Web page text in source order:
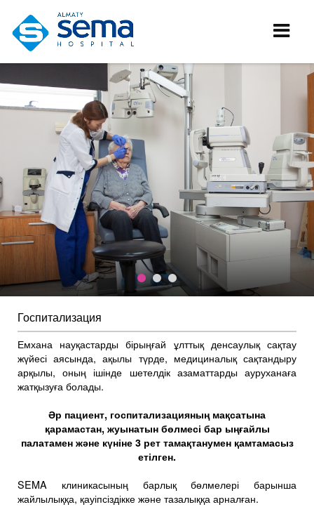
Госпитализация
Емхана науқастарды бірыңғай ұлттық денсаулық сақтау
жүйесі аясында, ақылы түрде, медициналық сақтандыру
арқылы, оның ішінде шетелдік азаматтарды ауруханаға
жатқызуға болады.
Әр пациент, госпитализацияның мақсатына
қарамастан, жуынатын бөлмесі бар ыңғайлы
палатамен және күніне 3 рет тамақтанумен қамтамасыз
етілген.
SEMA клиникасының барлық бөлмелері барынша
жайлылыққа, қауіпсіздікке және тазалыққа арналған.